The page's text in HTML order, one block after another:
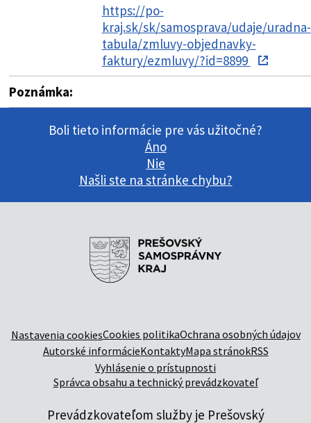
https://po-
kraj.sk/sk/samosprava/udaje/uradna-
tabula/zmluvy-objednavky-
faktury/ezmluvy/?id=8899
Poznámka:
Boli tieto informácie pre vás užitočné?
Áno
Nie
Našli ste na stránke chybu?
Nastavenia cookiesCookies politikaOchrana osobných údajov
Autorské informácieKontaktyMapa stránokRSS
Vyhlásenie o prístupnosti
Správca obsahu a technický prevádzkovateľ
Prevádzkovateľom služby je Prešovský